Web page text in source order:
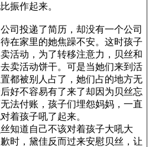
振作起来。
司投递了简历，却没有一个公司
在家里的她焦躁不安。这时孩子
活动，为了转移注意力，贝丝和
卖活动饼干。可是当她们来到活
都被别人占了，她们占的地方无
好不容易有了来了却因为贝丝忘
法付账，孩子们埋怨妈妈，一直
着孩子吼了起来。
知道自己不该对着孩子大吼大
时，黛佳反而过来安慰贝丝，让